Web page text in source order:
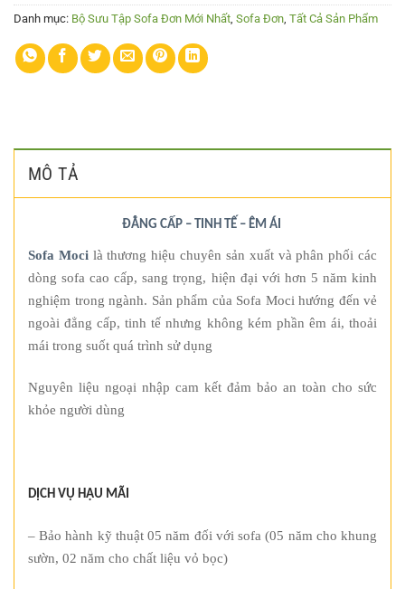
Danh mục: Bộ Sưu Tập Sofa Đơn Mới Nhất Sofa Đơn Tất Cả Sản Phẩm
MÔ TẢ
ĐẲNG CẤP – TINH TẾ – ÊM ÁI
Sofa Mocilà thương hiệu chuyên sản xuất và phân phối các
dòng sofa cao cấp, sang trọng, hiện đại với hơn 5 năm kinh
nghiệm trong ngành. Sản phẩm của Sofa Moci hướng đến vẻ
ngoài đẳng cấp, tinh tế nhưng không kém phần êm ái, thoải
mái trong suốt quá trình sử dụng
Nguyên liệu ngoại nhập cam kết đảm bảo an toàn cho sức
khỏe người dùng
DỊCH VỤ HẬU MÃI
– Bảo hành kỹ thuật 05 năm đối với sofa (05 năm cho khung
sườn, 02 năm cho chất liệu vỏ bọc)